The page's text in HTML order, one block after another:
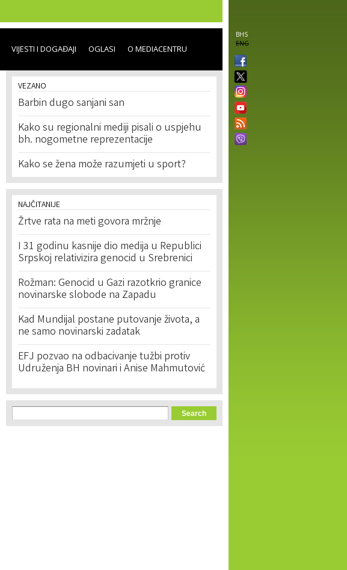
BHS
ENG
VIJESTI I DOGAĐAJI OGLASI O MEDIACENTRU
VEZANO
Barbin dugo sanjani san
Kako su regionalni mediji pisali o uspjehu
bh. nogometne reprezentacije
Kako se žena može razumjeti u sport?
NAJČITANIJE
Žrtve rata na meti govora mržnje
I 31 godinu kasnije dio medija u Republici
Srpskoj relativizira genocid u Srebrenici
Rožman: Genocid u Gazi razotkrio granice
novinarske slobode na Zapadu
Kad Mundijal postane putovanje života, a
ne samo novinarski zadatak
EFJ pozvao na odbacivanje tužbi protiv
Udruženja BH novinari i Anise Mahmutović
Search form
Search